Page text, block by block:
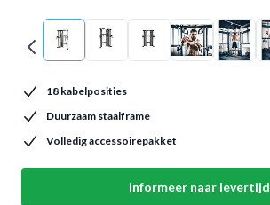
18 kabelposities
Duurzaam staalframe
Volledig accessoirepakket
Informeer naar levertijd